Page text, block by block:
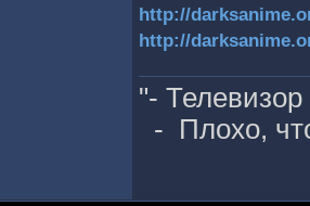
http://
http://
"-
- Плохо,